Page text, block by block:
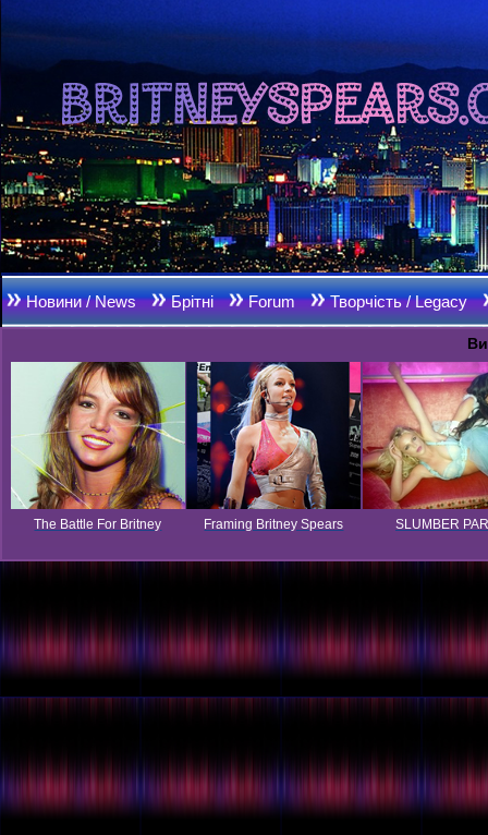
Новини / News Брітні Forum Творчість / Legacy
The Battle For Britney Framing Britney Spears SLUMBER